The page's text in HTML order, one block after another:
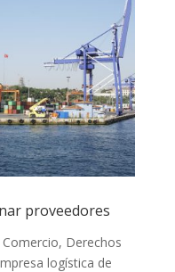
proveedores
Comercio, Derechos
logística de